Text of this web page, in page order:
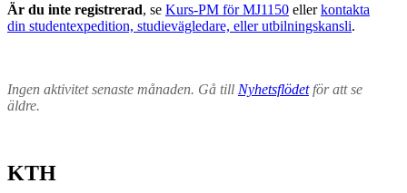
Är du inte registrerad, se Kurs-PM för MJ1150 ellerkontakta
din studentexpedition, studievägledare, eller utbilningskansli.
Ingen aktivitet senaste månaden. Gå till Nyhetsflödetför att se
äldre.
KTH